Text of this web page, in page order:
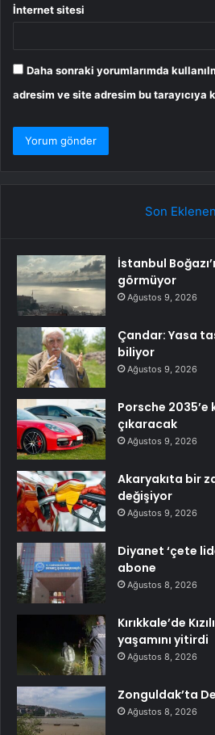
İnternet sitesi
Daha sonraki yorumlarımda
adresim ve site adresim bu tarayıcıya
Son Eklenen
İstanbul
görmüyor
Ağustos 9, 2026
Çandar: Yasa
biliyor
Ağustos 9, 2026
Porsche
çıkaracak
Ağustos 9, 2026
Akaryakıta bir
değişiyor
Ağustos 9, 2026
Diyanet ‘çete
abone
Ağustos 8, 2026
Kırıkkale’de
yaşamını yitirdi
Ağustos 8, 2026
Zonguldak’ta
Ağustos 8, 2026